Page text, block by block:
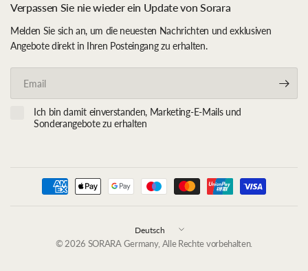
Verpassen Sie nie wieder ein Update von Sorara
Melden Sie sich an, um die neuesten Nachrichten und exklusiven
Angebote direkt in Ihren Posteingang zu erhalten.
Ich bin damit einverstanden, Marketing-E-Mails und
Sonderangebote zu erhalten
Land/Region
aktualisieren
© 2026 SORARA Germany, Alle Rechte vorbehalten.